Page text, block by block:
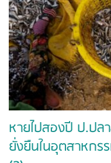
หายไปสองปี ป.ปล
ยั่งยืนในอุตสาหกร